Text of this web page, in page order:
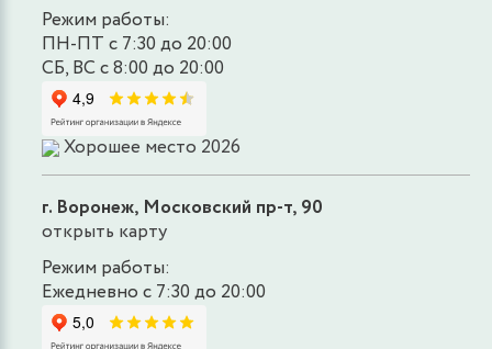
Режим работы:
ПН-ПТ с 7:30 до 20:00
СБ, ВС с 8:00 до 20:00
Хорошее место 2026
г. Воронеж, Московский пр-т, 90
открыть карту
Режим работы:
Ежедневно с 7:30 до 20:00